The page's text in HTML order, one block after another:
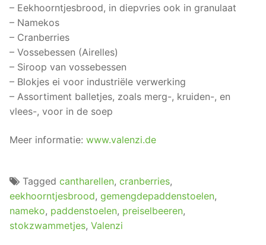
– Eekhoorntjesbrood, in diepvries ook in granulaat
– Namekos
– Cranberries
– Vossebessen (Airelles)
– Siroop van vossebessen
– Blokjes ei voor industriële verwerking
– Assortiment balletjes, zoals merg-, kruiden-, en
vlees-, voor in de soep
Meer informatie: www.valenzi.de
Tagged cantharellen, cranberries,
eekhoorntjesbrood, gemengdepaddenstoelen,
nameko, paddenstoelen, preiselbeeren,
stokzwammetjes, Valenzi